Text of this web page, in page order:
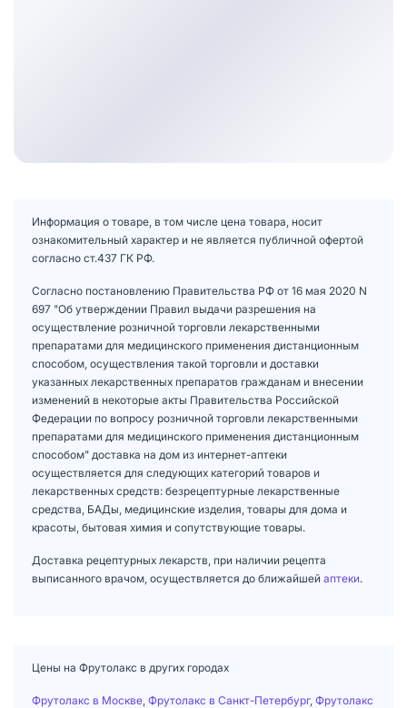
Информация о товаре, в том числе цена товара, носит
ознакомительный характер и не является публичной офертой
согласно ст.437 ГК РФ.
Согласно постановлению Правительства РФ от 16 мая 2020 N
697 "Об утверждении Правил выдачи разрешения на
осуществление розничной торговли лекарственными
препаратами для медицинского применения дистанционным
способом, осуществления такой торговли и доставки
указанных лекарственных препаратов гражданам и внесении
изменений в некоторые акты Правительства Российской
Федерации по вопросу розничной торговли лекарственными
препаратами для медицинского применения дистанционным
способом" доставка на дом из интернет-аптеки
осуществляется для следующих категорий товаров и
лекарственных средств: безрецептурные лекарственные
средства, БАДы, медицинские изделия, товары для дома и
красоты, бытовая химия и сопутствующие товары.
Доставка рецептурных лекарств, при наличии рецепта
выписанного врачом, осуществляется до ближайшей аптеки.
Цены на Фрутолакс в других городах
Фрутолакс в Москве Фрутолакс в Санкт-Петербург, Фрутолакс